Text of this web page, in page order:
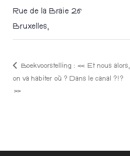
Rue de la Braie 26
Bruxelles ,
Boekvoorstelling : « Et nous alors,
on va habiter où ? Dans le canal ?!?
»